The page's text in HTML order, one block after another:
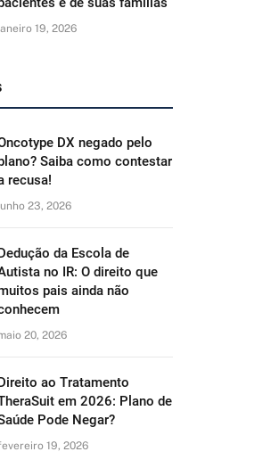
19, 2026
DX negado pelo
Saiba como contestar
recusa!
23, 2026
Dedução da Escola de
no IR: O direito que
pais ainda não
20, 2026
Direito ao Tratamento
em 2026: Plano de
Pode Negar?
19, 2026